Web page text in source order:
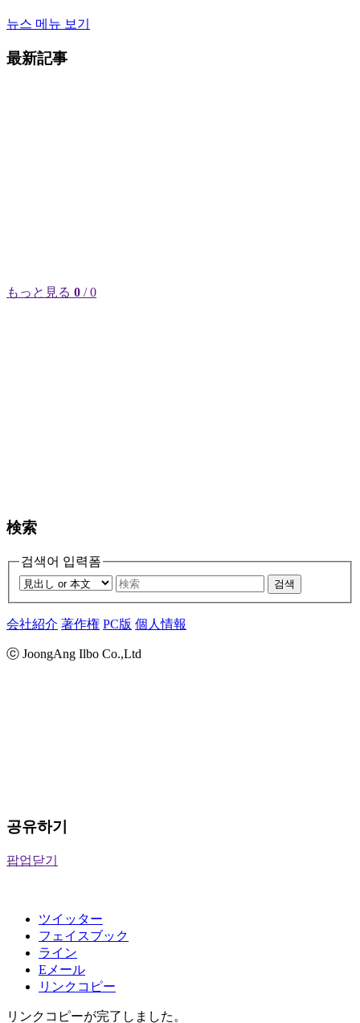
뉴스 메뉴 보기
最新記事
もっと見る 0 / 0
検索
검색어 입력폼
검색
会社紹介 著作権 PC版 個人情報
ⓒ JoongAng Ilbo Co.,Ltd
공유하기
팝업닫기
ツイッター
フェイスブック
ライン
Eメール
リンクコピー
リンクコピーが完了しました。